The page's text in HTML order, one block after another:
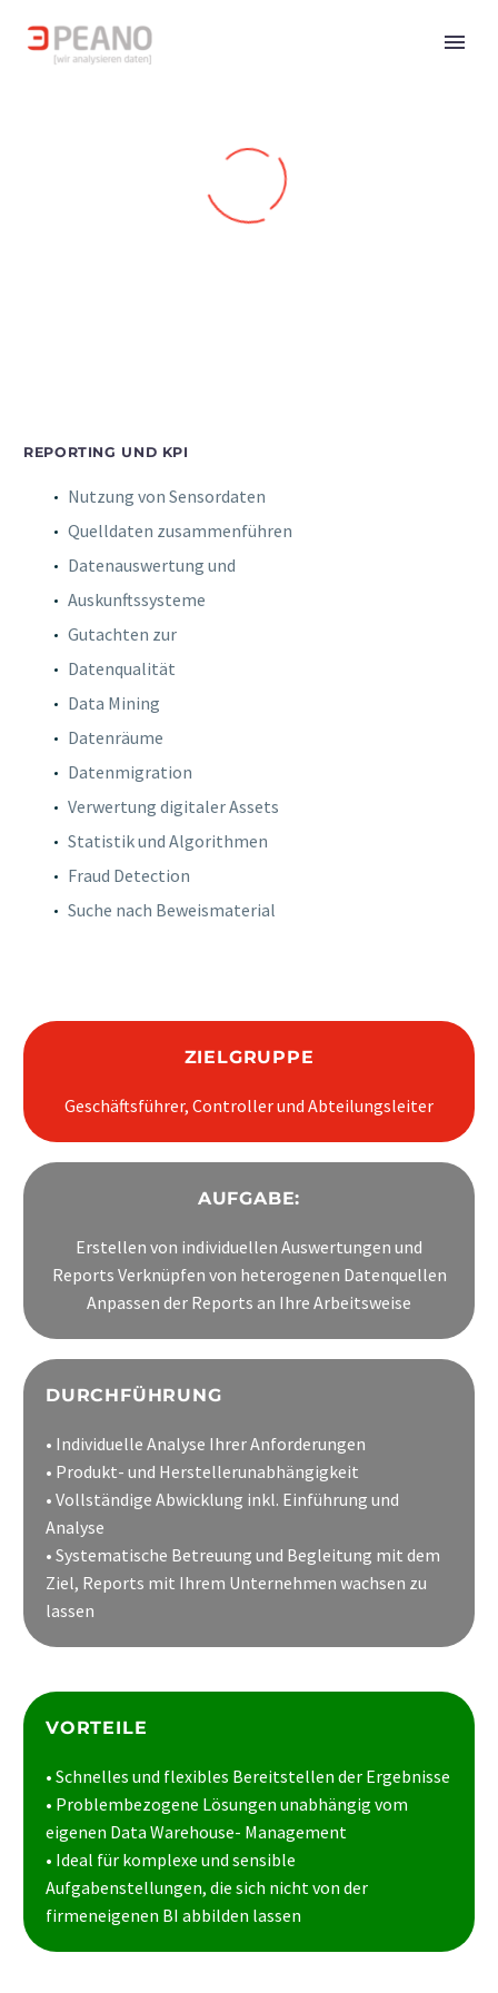
REPORTING UND KPI
Nutzung von Sensordaten
Quelldaten zusammenführen
Datenauswertung und
Auskunftssysteme
Gutachten zur
Datenqualität
Data Mining
Datenräume
Datenmigration
Verwertung digitaler Assets
Statistik und Algorithmen
Fraud Detection
Suche nach Beweismaterial
ZIELGRUPPE
Geschäftsführer, Controller und Abteilungsleiter
AUFGABE:
Erstellen von individuellen Auswertungen und
Reports Verknüpfen von heterogenen Datenquellen
Anpassen der Reports an Ihre Arbeitsweise
DURCHFÜHRUNG
• Individuelle Analyse Ihrer Anforderungen
• Produkt- und Herstellerunabhängigkeit
• Vollständige Abwicklung inkl. Einführung und
Analyse
• Systematische Betreuung und Begleitung mit dem
Ziel, Reports mit Ihrem Unternehmen wachsen zu
lassen
VORTEILE
• Schnelles und flexibles Bereitstellen der Ergebnisse
• Problembezogene Lösungen unabhängig vom
eigenen Data Warehouse- Management
• Ideal für komplexe und sensible
Aufgabenstellungen, die sich nicht von der
firmeneigenen BI abbilden lassen